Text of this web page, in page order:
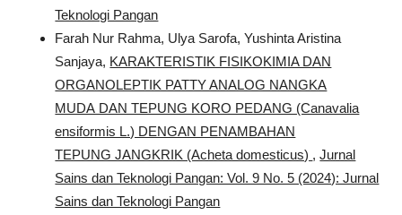
Teknologi Pangan
Farah Nur Rahma, Ulya Sarofa, Yushinta Aristina
Sanjaya, KARAKTERISTIK FISIKOKIMIA DAN
ORGANOLEPTIK PATTY ANALOG NANGKA
MUDA DAN TEPUNG KORO PEDANG (Canavalia
ensiformis L.) DENGAN PENAMBAHAN
TEPUNG JANGKRIK (Acheta domesticus) ,Jurnal
Sains dan Teknologi Pangan: Vol. 9 No. 5 (2024): Jurnal
Sains dan Teknologi Pangan